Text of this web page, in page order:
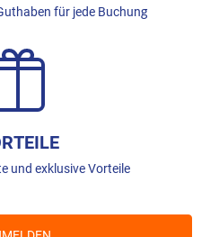
für jede Buchung
und exklusive Vorteile